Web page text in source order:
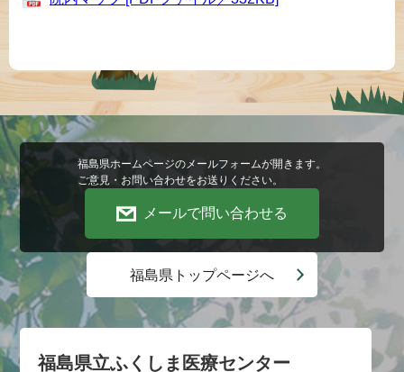
福島県立ふくしま医療センター
福島県ホームページのメールフォームが開きます。
ご意見・お問い合わせをお送りください。
メールで問い合わせる
福島県トップページへ